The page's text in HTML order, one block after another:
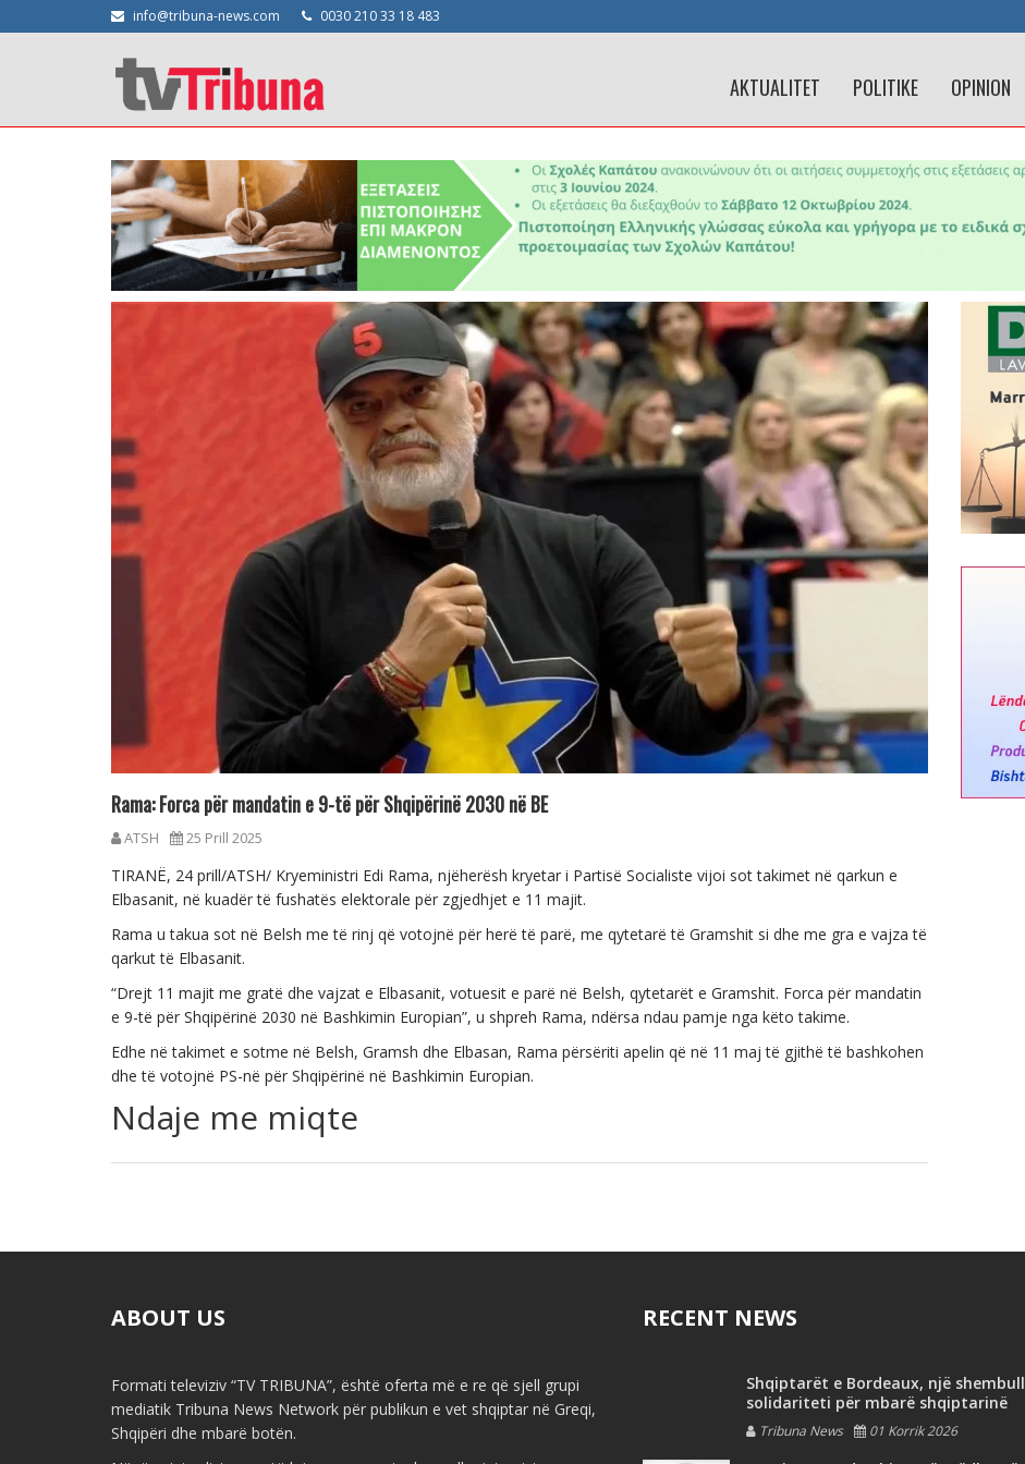
info@tribuna-news.com 0030 210 33 18 483
AKTUALITET POLITIKE OPINION
Rama: Forca për mandatin e 9-të për Shqipërinë 2030 në BE
ATSH 25 Prill 2025
TIRANË, 24 prill/ATSH/ Kryeministri Edi Rama, njëherësh kryetar i Partisë Socialiste vijoi sot takimet në qarkun e
Elbasanit, në kuadër të fushatës elektorale për zgjedhjet e 11 majit.
Rama u takua sot në Belsh me të rinj që votojnë për herë të parë, me qytetarë të Gramshit si dhe me gra e vajza të
qarkut të Elbasanit.
“Drejt 11 majit me gratë dhe vajzat e Elbasanit, votuesit e parë në Belsh, qytetarët e Gramshit. Forca për mandatin
e 9-të për Shqipërinë 2030 në Bashkimin Europian”, u shpreh Rama, ndërsa ndau pamje nga këto takime.
Edhe në takimet e sotme në Belsh, Gramsh dhe Elbasan, Rama përsëriti apelin që në 11 maj të gjithë të bashkohen
dhe të votojnë PS-në për Shqipërinë në Bashkimin Europian.
Ndaje me miqte
ABOUT US
Formati televiziv “TV TRIBUNA”, është oferta më e re që sjell grupi
mediatik Tribuna News Network për publikun e vet shqiptar në Greqi,
Shqipëri dhe mbarë botën.
RECENT NEWS
Shqiptarët e Bordeaux, një shembull
solidariteti për mbarë shqiptarinë
Tribuna News 01 Korrik 2026